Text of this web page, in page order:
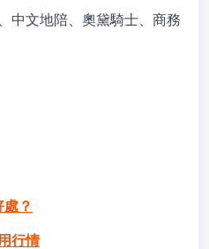
中文地陪、奧黛騎士、商務
？
行情